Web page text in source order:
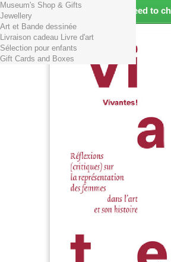
Continue shopping Proceed to
Museum's Shop & Gifts
Jewellery
Art et Bande dessinée
Livraison cadeau Livre d'art
Sélection pour enfants
Gift Cards and Boxes